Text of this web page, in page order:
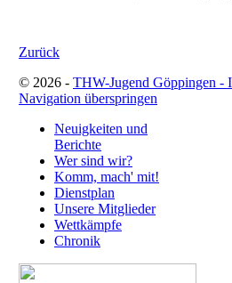
Zurück
© 2026 - THW-Jugend Göppingen -
Navigation überspringen
Neuigkeiten und
Berichte
Wer sind wir?
Komm, mach' mit!
Dienstplan
Unsere Mitglieder
Wettkämpfe
Chronik